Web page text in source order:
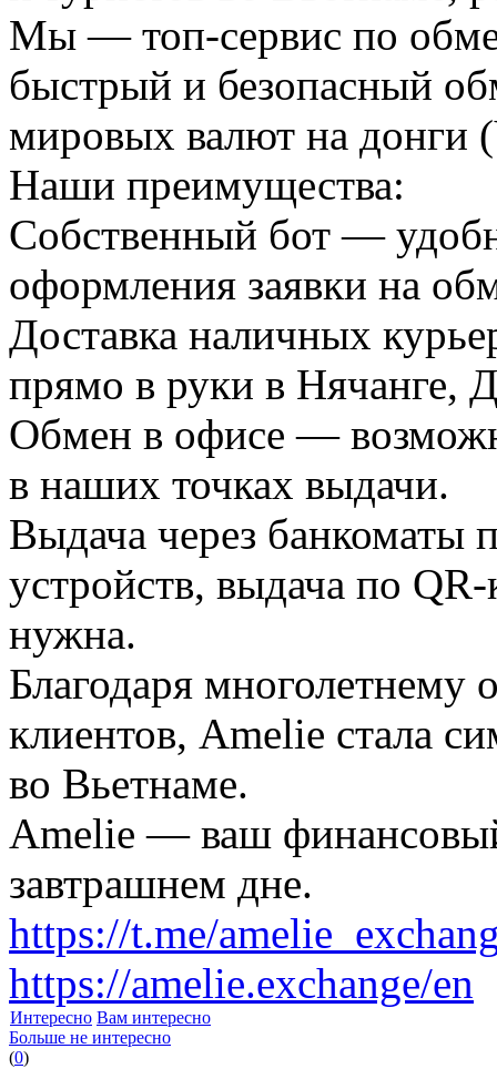
Мы — топ-сервис по
быстрый и безопасный
мировых валют на донги
Наши преимущества:
Собственный бот —
оформления заявки на
Доставка наличных
прямо в руки в Нячанге,
Обмен в офисе —
в наших точках выдачи.
Выдача через банкоматы
устройств, выдача по
нужна.
Благодаря
клиентов, Amelie стала
во Вьетнаме.
Amelie — ваш
завтрашнем дне.
https://t.me/
https://amelie.exchange/en
Интересно Вам интересно
Больше не интересно
(0)